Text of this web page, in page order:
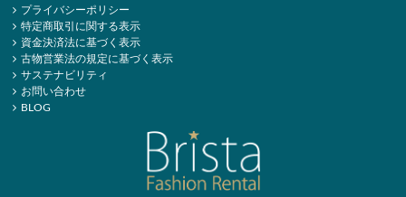
プライバシーポリシー
特定商取引に関する表示
資金決済法に基づく表示
古物営業法の規定に基づく表示
サステナビリティ
お問い合わせ
BLOG